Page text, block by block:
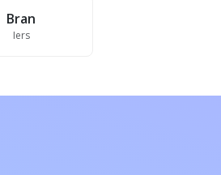
Bran
Iers